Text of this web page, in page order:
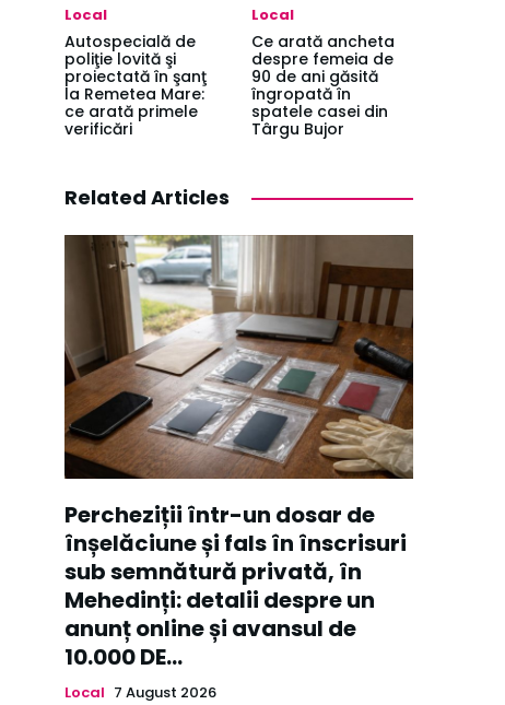
Local
Autospecială de
poliţie lovită şi
proiectată în şanţ
la Remetea Mare:
ce arată primele
verificări
Local
Ce arată ancheta
despre femeia de
90 de ani găsită
îngropată în
spatele casei din
Târgu Bujor
Related Articles
Percheziții într-un dosar de
înșelăciune și fals în înscrisuri
sub semnătură privată, în
Mehedinți: detalii despre un
anunț online și avansul de
10.000 DE...
Local 7 August 2026